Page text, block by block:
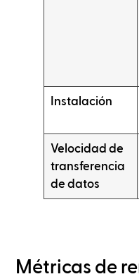
Instalación
Velocidad de
transferencia
de datos
Métricas de